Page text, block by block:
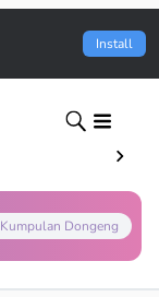
Install
Kumpulan Dongeng